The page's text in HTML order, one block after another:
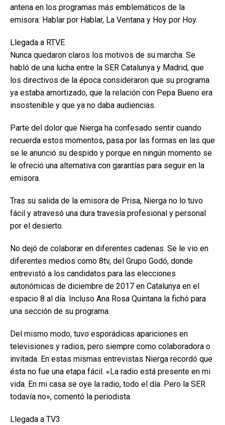
antena en los programas más emblemáticos de la
emisora: Hablar por Hablar, La Ventana y Hoy por Hoy.
Llegada a RTVE
Nunca quedaron claros los motivos de su marcha. Se
habló de una lucha entre la SER Catalunya y Madrid, que
los directivos de la época consideraron que su programa
ya estaba amortizado, que la relación con Pepa Bueno era
insostenible y que ya no daba audiencias.
Parte del dolor que Nierga ha confesado sentir cuando
recuerda estos momentos, pasa por las formas en las que
se le anunció su despido y porque en ningún momento se
le ofreció una alternativa con garantías para seguir en la
emisora.
Tras su salida de la emisora de Prisa, Nierga no lo tuvo
fácil y atravesó una dura travesía profesional y personal
por el desierto.
No dejó de colaborar en diferentes cadenas. Se le vio en
diferentes medios como 8tv, del Grupo Godó, donde
entrevistó a los candidatos para las elecciones
autonómicas de diciembre de 2017 en Catalunya en el
espacio 8 al día. Incluso Ana Rosa Quintana la fichó para
una sección de su programa.
Del mismo modo, tuvo esporádicas apariciones en
televisiones y radios, pero siempre como colaboradora o
invitada. En estas mismas entrevistas Nierga recordó que
ésta no fue una etapa fácil. «La radio está presente en mi
vida. En mi casa se oye la radio, todo el día. Pero la SER
todavía no», comentó la periodista.
Llegada a TV3